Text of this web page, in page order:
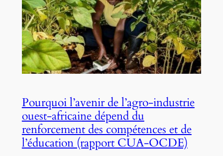
Pourquoi l’avenir de l’agro-industrie
ouest-africaine dépend du
renforcement des compétences et de
l’éducation (rapport CUA-OCDE)